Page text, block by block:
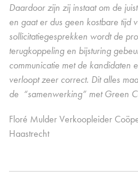
Daardoor zijn zij instaat om de
en gaat er dus geen kostbare tijd
sollicitatiegesprekken wordt de
terugkoppeling en bijsturing
communicatie met de kandidaten
verloopt zeer correct. Dit alles
de “samenwerking” met Green
Floré Mulder Verkoopleider
Haastrecht